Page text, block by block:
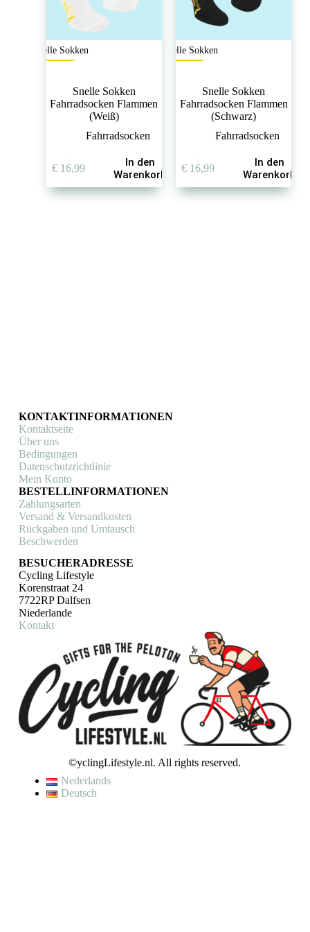
Snelle Sokken
Snelle Sokken
Fahrradsocken Flammen
(Weiß)
Fahrradsocken
€16,99
In den
Warenkorb
Snelle Sokken
Snelle Sokken
Fahrradsocken Flammen
(Schwarz)
Fahrradsocken
€16,99
In den
Warenkorb
KONTAKTINFORMATIONEN
Kontaktseite
Über uns
Bedingungen
Datenschutzrichtlinie
Mein Konto
BESTELLINFORMATIONEN
Zahlungsarten
Versand & Versandkosten
Rückgaben und Umtausch
Beschwerden
BESUCHERADRESSE
Cycling Lifestyle
Korenstraat 24
7722RP Dalfsen
Niederlande
Kontakt
©yclingLifestyle.nl. All rights reserved.
Nederlands
Deutsch